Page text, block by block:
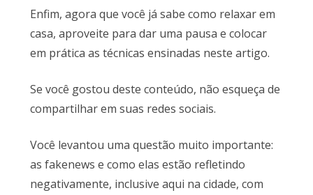
Enfim, agora que você já sabe como relaxar em
casa, aproveite para dar uma pausa e colocar
em prática as técnicas ensinadas neste artigo.
Se você gostou deste conteúdo, não esqueça de
compartilhar em suas redes sociais.
Você levantou uma questão muito importante:
as fakenews e como elas estão refletindo
negativamente, inclusive aqui na cidade, com